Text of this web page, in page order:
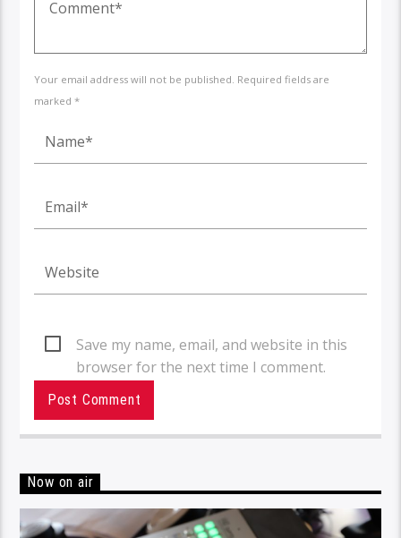
Your email address will not be published. Required fields are
marked *
Save my name, email, and website in this
browser for the next time I comment.
Now on air